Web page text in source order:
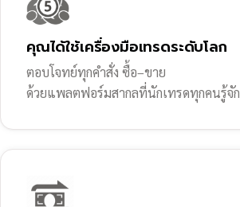
คุณได้ใช้เครื่องมือเทรดระดับโลก
ตอบโจทย์ทุกคำสั่ง ซื้อ–ขาย
ด้วยแพลตฟอร์มสากลที่นักเทรดทุกคนรู้จัก